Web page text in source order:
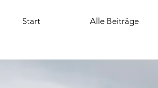
Start Alle Beiträge